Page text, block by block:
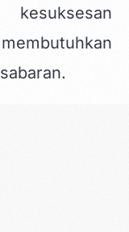
kesuksesan